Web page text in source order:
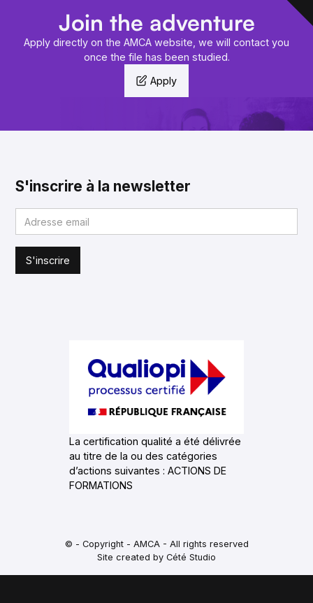
Join the adventure
Apply directly on the AMCA website, we will contact you
once the file has been studied.
Apply
S'inscrire à la newsletter
La certification qualité a été délivrée
au titre de la ou des catégories
d’actions suivantes : ACTIONS DE
FORMATIONS
© - Copyright - AMCA - All rights reserved
Site created by Cété Studio